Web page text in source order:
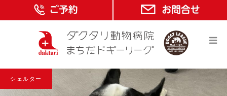
シェルター